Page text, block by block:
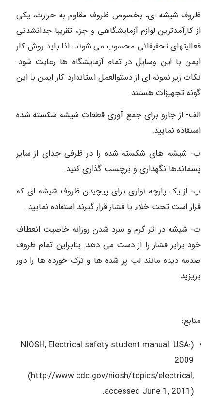
ظروف شیشه ای، بخصوص ظروف مقاوم به حرارت، یکی
از کارآمدترین لوازم آزمایشگاهی و جزء تقریبا جدانشدنی
فعالیتهای تحقیقاتی محسوب می شوند. لذا باید روش کار
ایمن با این وسایل در تمام آزمایشگاه ها رعایت شود.
نکات زیر نمونه ای از دستوالعمل استاندارد کار ایمن با این
گونه تجهیزات هستند.
الف- از جارو برای جمع آوری قطعات شیشه شکسته شده
استفاده نمایید.
ب- شیشه های شکسته شده را در ظرفی جدای از سایر
پسماندها نگهداری و برچسب گذاری کنید.
پ- از یک پارچه نواری برای پیچیدن ظروف شیشه ای که
قرار است تحت خلاء یا فشار قرار گیرند استفاده نمایید.
ت- شیشه در اثر گرم و سرد شدن روزانه خاصیت انعطاف
خود برابر فشار را از دست می دهد. بنابراین تمام ظروف
صدمه دیده مانند لب پر شده ها و ترک خورده ها را دور
بریزید.
منابع:
(NIOSH, Electrical safety student manual. USA:
2009
(http://www.cdc.gov/niosh/topics/electrical,
accessed June 1, 2011).